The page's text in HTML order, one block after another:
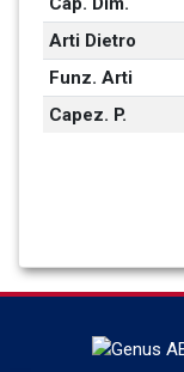
Arti Dietro
Funz. Arti
Capez. P.